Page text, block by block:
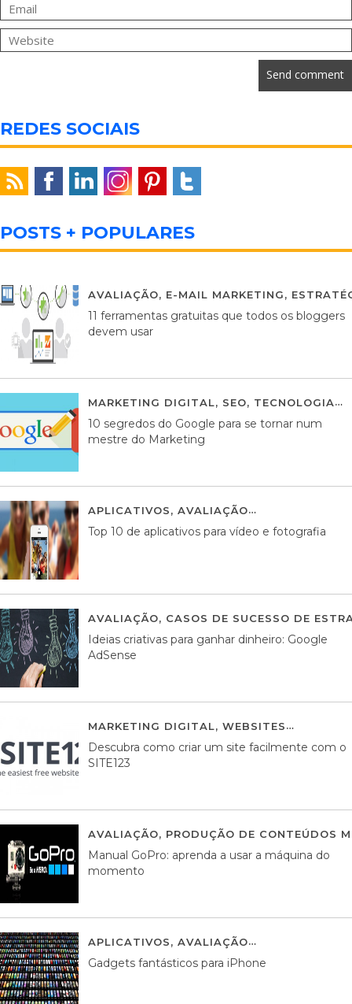
REDES SOCIAIS
POSTS + POPULARES
AVALIAÇÃO, E-MAIL MARKETING,
11 ferramentas gratuitas que todos os bloggers
devem usar
MARKETING DIGITAL, SEO, TECNOLOGIA
10 segredos do Google para se tornar num
mestre do Marketing
APLICATIVOS, AVALIAÇÃO
Top 10 de aplicativos para vídeo e fotografia
AVALIAÇÃO, CASOS DE SUCESSO DE
Ideias criativas para ganhar dinheiro: Google
AdSense
MARKETING DIGITAL, WEBSITES
Descubra como criar um site facilmente com o
SITE123
AVALIAÇÃO, PRODUÇÃO DE CONTEÚDOS
Manual GoPro: aprenda a usar a máquina do
momento
APLICATIVOS, AVALIAÇÃO
Gadgets fantásticos para iPhone